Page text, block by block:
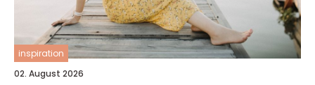
inspiration
02. August 2026